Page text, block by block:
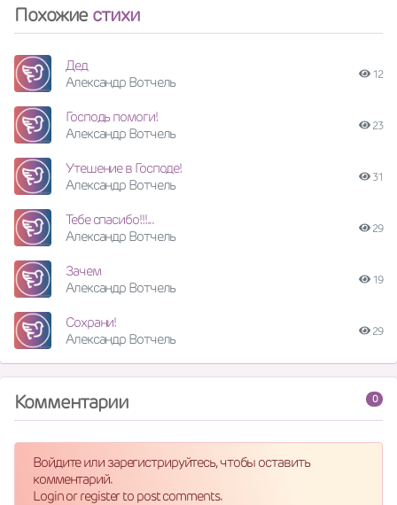
Похожие стихи
Дед
Александр Вотчель
12
Господь помоги!
Александр Вотчель
23
Утешение в Господе!
Александр Вотчель
31
Тебе спасибо!!!...
Александр Вотчель
29
Зачем
Александр Вотчель
19
Сохрани!
Александр Вотчель
29
0
Комментарии
Войдите или зарегистрируйтесь, чтобы оставить
комментарий.
Login or register to post comments.